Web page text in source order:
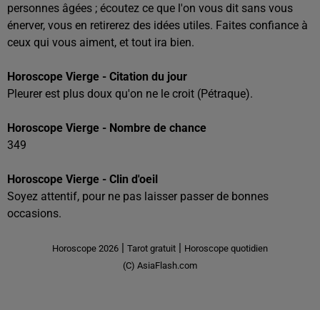
personnes âgées ; écoutez ce que l'on vous dit sans vous
énerver, vous en retirerez des idées utiles. Faites confiance à
ceux qui vous aiment, et tout ira bien.
Horoscope Vierge - Citation du jour
Pleurer est plus doux qu'on ne le croit (Pétraque).
Horoscope Vierge - Nombre de chance
349
Horoscope Vierge - Clin d'oeil
Soyez attentif, pour ne pas laisser passer de bonnes
occasions.
Horoscope 2026 | Tarot gratuit | Horoscope quotidien
(C) AsiaFlash.com